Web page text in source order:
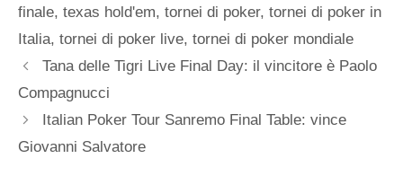
finale, texas hold'em, tornei di poker, tornei di poker in
Italia, tornei di poker live, tornei di poker mondiale
Tana delle Tigri Live Final Day: il vincitore è Paolo
Compagnucci
Italian Poker Tour Sanremo Final Table: vince
Giovanni Salvatore